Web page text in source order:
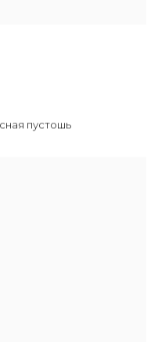
пустошь